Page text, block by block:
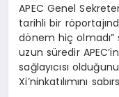
APEC Genel
tarihli bir
dönem hiç olmadı”
uzun süredir
sağlayıcısı
Xi’ninkatılımını